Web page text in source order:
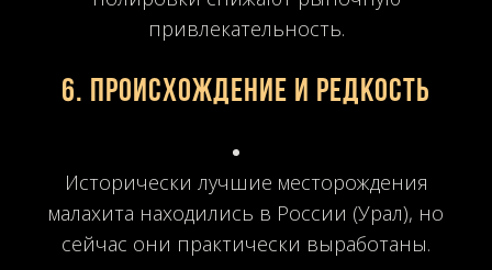
привлекательность.
6. Происхождение и редкость
Исторически лучшие месторождения
малахита находились в России (Урал), но
сейчас они практически выработаны.